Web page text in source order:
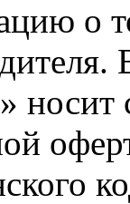
о
носит